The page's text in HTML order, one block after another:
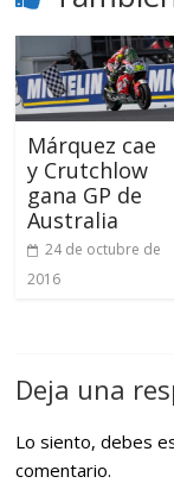
Márquez cae
y Crutchlow
gana GP de
Australia
24 de octubre de
2016
Deja una
Lo siento, debes
comentario.